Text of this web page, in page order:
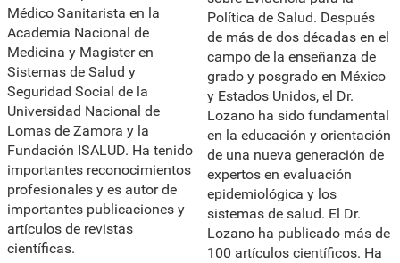
Médico Sanitarista en la
Academia Nacional de
Medicina y Magister en
Sistemas de Salud y
Seguridad Social de la
Universidad Nacional de
Lomas de Zamora y la
Fundación ISALUD. Ha tenido
importantes reconocimientos
profesionales y es autor de
importantes publicaciones y
artículos de revistas
científicas.
Política de Salud. Después
de más de dos décadas en el
campo de la enseñanza de
grado y posgrado en México
y Estados Unidos, el Dr.
Lozano ha sido fundamental
en la educación y orientación
de una nueva generación de
expertos en evaluación
epidemiológica y los
sistemas de salud. El Dr.
Lozano ha publicado más de
100 artículos científicos. Ha